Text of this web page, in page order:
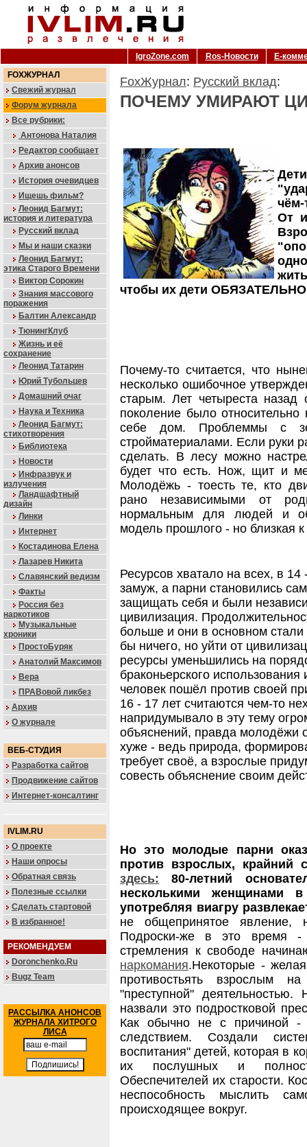
IgroZone.com Ros-Новости
Е-
FOXЖУРНАЛ
Свежий журнал
Форум журнала
Все рубрики:
Антонова Наталия
Редактор сообщает
Архив анонсов
История очевидцев
Ищешь фильм?
Леонид Багмут:
история и литература
Русский вклад
Мы и наши сказки
Леонид Багмут:
этика Старого Времени
Виктор Сорокин
Знания массового
поражения
Балтин Александр
ТюнингКлуб
Жизнь и её
сохранение
Леонид Татарин
Юрий Тубольцев
Домашний очаг
Наука и Техника
Леонид Багмут:
стихотворения
Библиотека
Новости
Инфразвук и
излучения
Ландшафтный
дизайн
Линки
Интернет
Костадинова Елена
Лазарев Никита
Славянский ведизм
Факты
Россия без
наркотиков
Музыкальные
хроники
ПростоБуряк
Анатолий Максимов
Вера
ПРАВовой ликбез
Архив
О журнале
ВЕБ-СТУДИЯ
Разработка сайтов
Продвижение сайтов
Интернет-консалтинг
IVLIM.RU
О проекте
Наши опросы
Обратная связь
Полезные ссылки
Сделать стартовой
В избранное!
РЕКОМЕНДУЕМ
Doronchenko.Ru
Bugz Team
РАССЫЛКА АНОНСОВ
ЖУРНАЛА ХИТРОГО
ЛИСА
FoxЖурнал: Русский вклад:
ПОЧЕМУ УМИРАЮТ
От
чтобы их дети ОБЯЗАТЕЛЬНО
Почему-то считается, что
несколько ошибочное
старым. Лет четыреста
поколение было
себе дом. Проблеммы с
стройматериалами. Если руки
сделать. В лесу можно
будет что есть. Нож, щит и
Молодёжь - тоесть те, кто
рано независимыми от
нормальным для людей и
модель прошлого - но близкая к
Ресурсов хватало на всех, в
замуж, а парни становились
защищать себя и были
цивилизация.
больше и они в основном стали
бы ничего, но уйти от
ресурсы уменьшились на
браконьерского
человек пошёл против своей
16 - 17 лет считаются чем-то
напридумывало в эту тему
объяснений, правда молодёжи
хуже - ведь природа,
требует своё, а взрослые
совесть объяснение своим
Но это молодые парни
против взрослых, крайний
здесь: 80-летний
несколькими
употребляя виагру
не общепринятое явление,
Подроски-же в это время
стремления к свободе
наркомания.Некоторые -
противостьять взрослым
"преступной"
назвали это подростковой
Как обычно не с причиной
следствием. Создали
воспитания" детей, которая в
их послушных и
Обеспечителей их старости.
неспособность мыслить
происходящее вокруг.